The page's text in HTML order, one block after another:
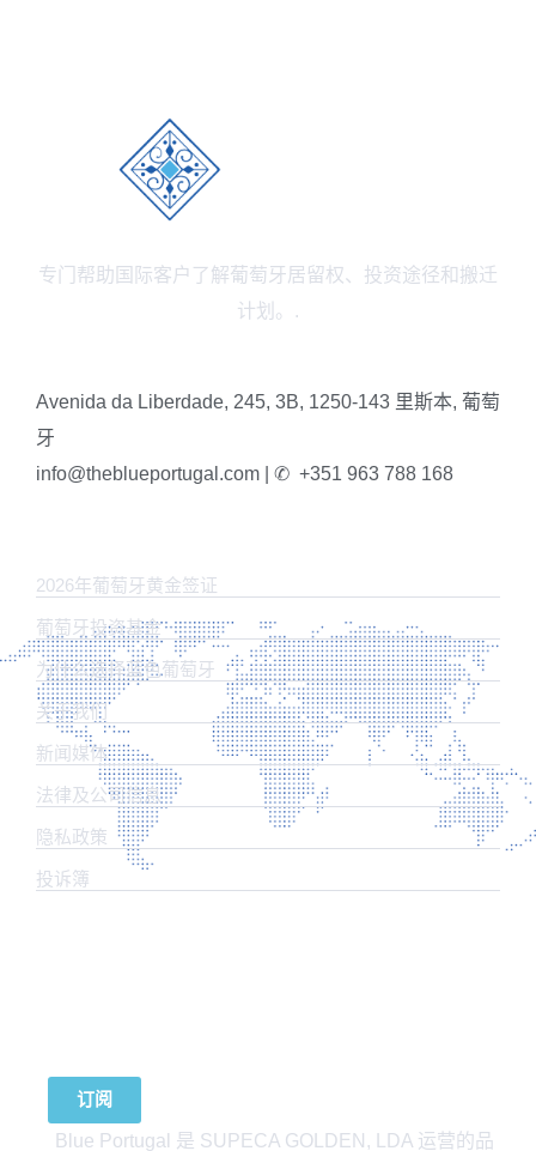
专门帮助国际客户了解葡萄牙居留权、投资途径和搬迁
计划。.
Avenida da Liberdade, 245, 3B, 1250-143 里斯本, 葡萄
牙
info@theblueportugal.com | ✆ +351 963 788 168
2026年葡萄牙黄金签证
葡萄牙投资基金
为什么选择蓝色葡萄牙
关于我们
新闻媒体
法律及公司信息
​隐私政策
投诉簿
订阅
Blue Portugal 是 SUPECA GOLDEN, LDA 运营的品